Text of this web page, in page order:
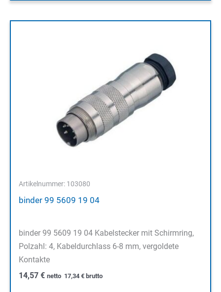
Artikelnummer: 103080
binder 99 5609 19 04
binder 99 5609 19 04 Kabelstecker mit Schirmring,
Polzahl: 4, Kabeldurchlass 6-8 mm, vergoldete
Kontakte
14,57 € netto 17,34 € brutto